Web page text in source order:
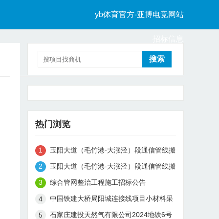
yb体育官方-亚博电竞网站
中标信息
热门浏览
玉阳大道（毛竹港-大涨泾）段通信管线搬
迁工程中标候选人公示
玉阳大道（毛竹港-大涨泾）段通信管线搬
迁工程（监理）中标候选人公示
综合管网整治工程施工招标公告
中国铁建大桥局阳城连接线项目小材料采
购招标公告
石家庄建投天然气有限公司2024地铁6号